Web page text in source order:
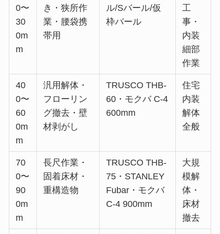
0〜
30
0m
m
き・狭所作
業・腰袋携
帯用
ル/Sバール/仮
枠バール
工
事・
内装
細部
作業
40
0〜
60
0m
m
汎用解体・
フローリン
グ撤去・壁
材剥がし
TRUSCO THB-
60・モクバ C-4
600mm
住宅
内装
解体
全般
70
0〜
90
0m
m
長尺作業・
固着床材・
重構造物
TRUSCO THB-
75・STANLEY
Fubar・モクバ
C-4 900mm
大規
模解
体・
床材
撤去